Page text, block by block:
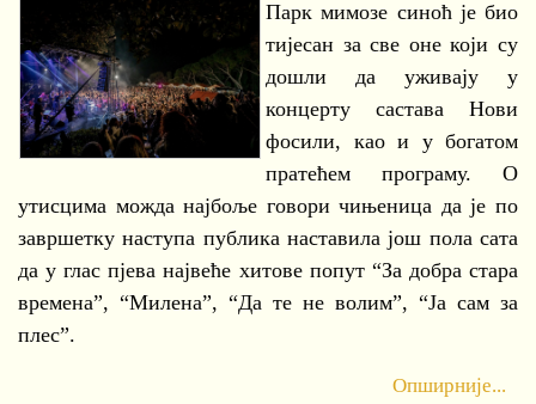
Парк мимозе синоћ је био
тијесан за све оне који су
дошли да уживају у
концерту састава Нови
фосили, као и у богатом
пратећем програму. О
утисцима можда најбоље говори чињеница да је по
завршетку наступа публика наставила још пола сата
да у глас пјева највеће хитове попут “За добра стара
времена”, “Милена”, “Да те не волим”, “Ја сам за
плес”.
Опширније...